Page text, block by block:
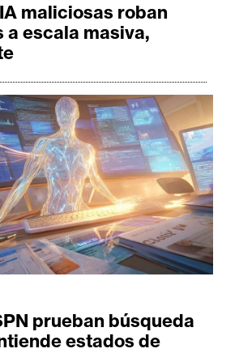
maliciosas roban
escala masiva,
prueban búsqueda
estados de